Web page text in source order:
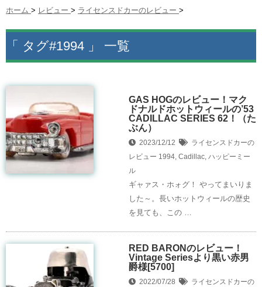
ホーム > レビュー > ライセンスドカーのレビュー >
「 タグ#1994 」 一覧
GAS HOGのレビュー！マク
ドナルドホットウィールの’53
CADILLAC SERIES 62！（た
ぶん）
2023/12/12
ライセンスドカーの
レビュー 1994, Cadillac, ハッピーミー
ル
ギャァス・ホォグ！ やってまいりま
した～。長いホットウィールの歴史
を見ても、この …
RED BARONのレビュー！
Vintage Seriesより黒い赤男
爵様[5700]
2022/07/28
ライセンスドカーの